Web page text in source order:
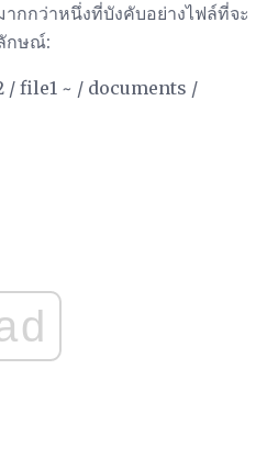
ากกว่าหนึ่งที่บังคับอย่างไฟล์ที่จะ
กษณ์:
/ file1 ~ / documents /